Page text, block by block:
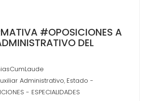
#OPOSICIONES A
DEL
Administrativo, Estado -
- ESPECIALIDADES